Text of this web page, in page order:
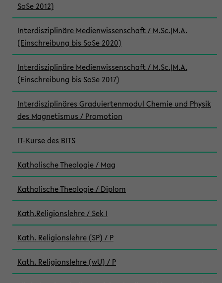
SoSe 2012)
Interdisziplinäre Medienwissenschaft / M.Sc.|M.A.
(Einschreibung bis SoSe 2020)
Interdisziplinäre Medienwissenschaft / M.Sc.|M.A.
(Einschreibung bis SoSe 2017)
Interdisziplinäres Graduiertenmodul Chemie und Physik
des Magnetismus / Promotion
IT-Kurse des BITS
Katholische Theologie / Mag
Katholische Theologie / Diplom
Kath.Religionslehre / Sek I
Kath. Religionslehre (SP) / P
Kath. Religionslehre (wU) / P